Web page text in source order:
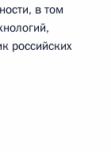
в том
российских